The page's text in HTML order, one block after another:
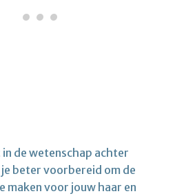
de wetenschap achter
beter voorbereid om de
maken voor jouw haar en